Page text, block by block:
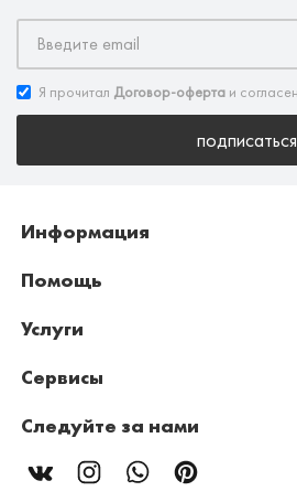
Я прочитал Договор-оферта и
подписаться
Информация
Помощь
Услуги
Сервисы
Следуйте за нами